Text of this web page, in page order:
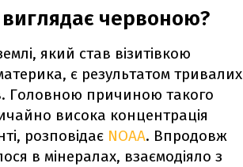
виглядає червоною?
який став візитівкою
є результатом тривалих
Головною причиною такого
висока концентрація
розповідає NOAA. Впродовж
в мінералах, взаємодіяло з